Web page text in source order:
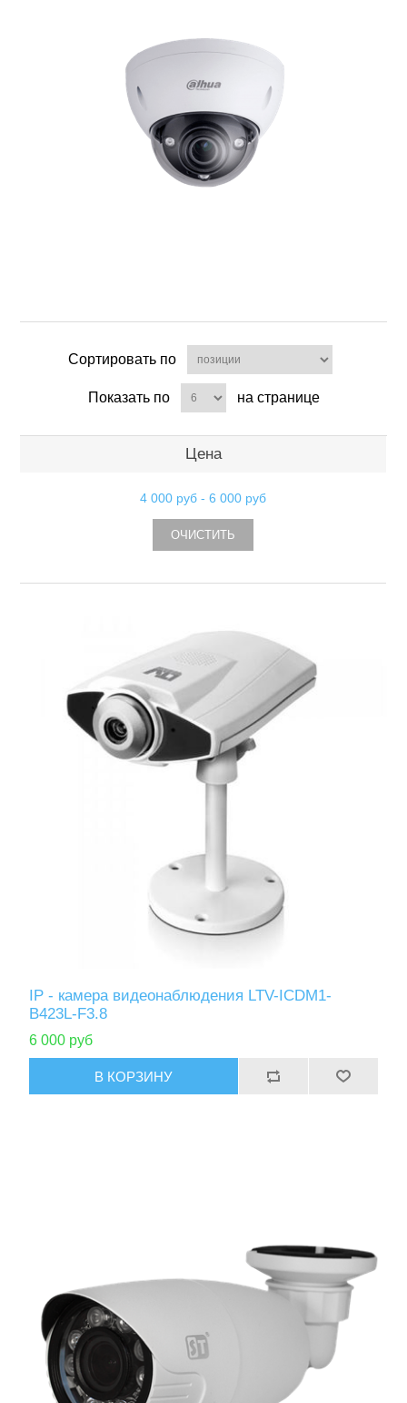
Сортировать по
Показать по на странице
Цена
4 000 руб -6 000 руб
ОЧИСТИТЬ
IP - камера видеонаблюдения LTV-ICDM1-
B423L-F3.8
6 000 руб